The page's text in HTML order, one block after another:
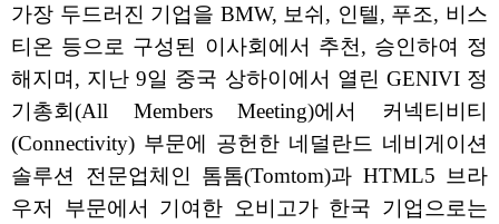
가장 두드러진 기업을 BMW, 보쉬, 인텔, 푸조, 비스
티온 등으로 구성된 이사회에서 추천, 승인하여 정
해지며, 지난 9일 중국 상하이에서 열린 GENIVI 정
기총회(All Members Meeting)에서 커넥티비티
(Connectivity) 부문에 공헌한 네덜란드 네비게이션
솔루션 전문업체인 톰톰(Tomtom)과 HTML5 브라
우저 부문에서 기여한 오비고가 한국 기업으로는